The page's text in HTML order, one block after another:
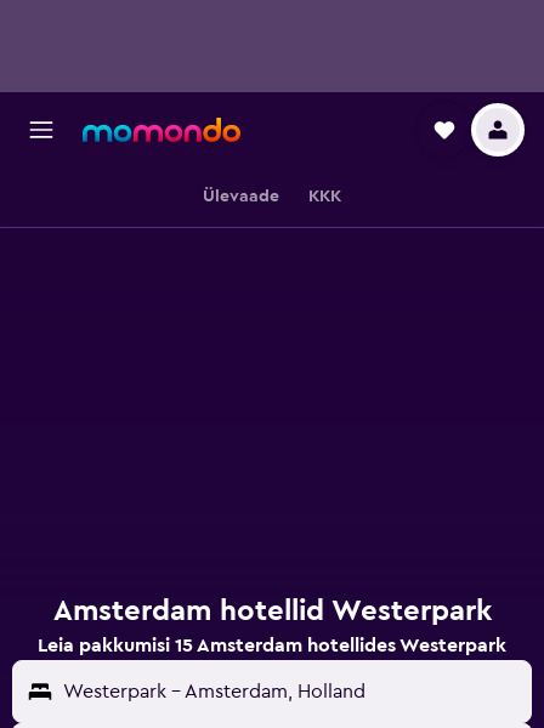
Ülevaade KKK
Amsterdam hotellid Westerpark
Leia pakkumisi 15 Amsterdam hotellides Westerpark
Westerpark - Amsterdam, Holland